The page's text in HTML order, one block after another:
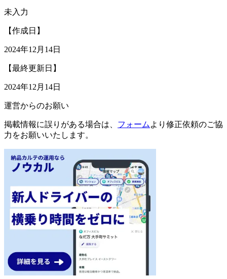
未入力
【作成日】
2024年12月14日
【最終更新日】
2024年12月14日
運営からのお願い
掲載情報に誤りがある場合は、 フォーム より修正依頼のご協
力をお願いいたします。